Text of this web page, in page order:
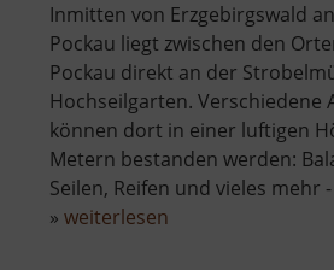
Inmitten von Erzgebirgswald
Pockau liegt zwischen den
Pockau direkt an der
Hochseilgarten. Verschiedene
können dort in einer luftigen
Metern bestanden werden:
Seilen, Reifen und vieles mehr
» weiterlesen